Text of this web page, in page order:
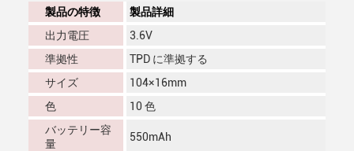
製品の特徴
製品詳細
出力電圧
3.6V
準拠性
TPD に準拠する
サイズ
104×16mm
色
10 色
バッテリー容
量
550mAh